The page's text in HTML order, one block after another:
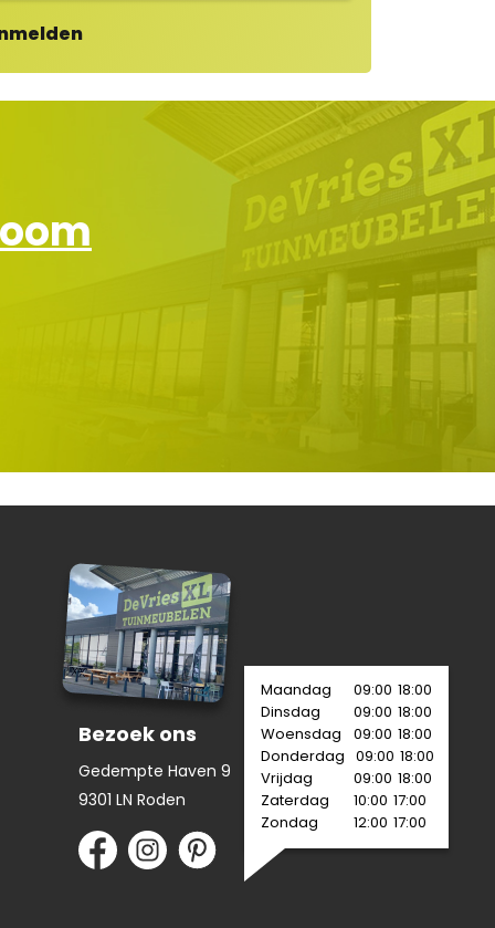
Bezoek ons
Gedempte Haven 9
9301 LN Roden
Maandag 09:00 18:00
Dinsdag
09:00 18:00
Woensdag
09:00 18:00
Donderdag 09:00 18:00
Vrijdag
09:00 18:00
Zaterdag
10:00 17:00
Zondag
12:00 17:00